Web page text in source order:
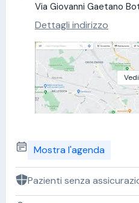
Via Giovanni Gaetano
Dettagli indirizzo
Mostra l'agenda
Pazienti senza